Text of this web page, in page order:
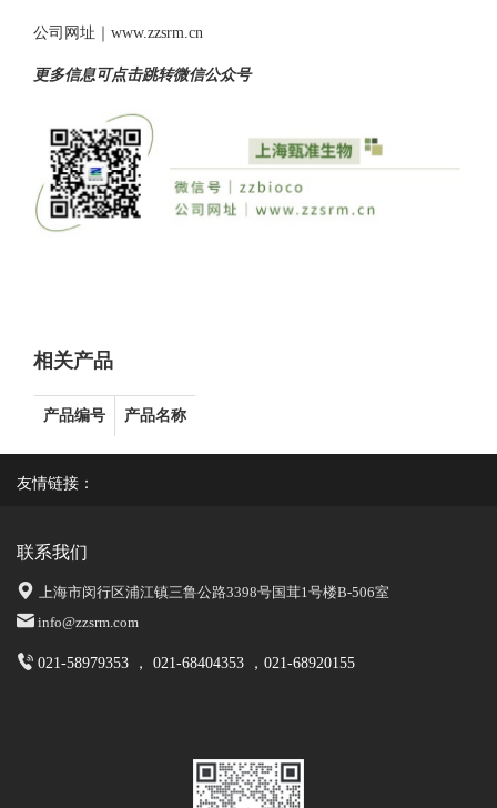
公司网址｜www.zzsrm.cn
更多信息可点击跳转微信公众号
相关产品
产品编号 产品名称
友情链接：
联系我们
上海市闵行区浦江镇三鲁公路3398号国茸1号楼B-506室
info@zzsrm.com
021-58979353 ， 021-68404353 ，021-68920155